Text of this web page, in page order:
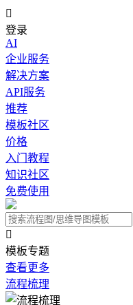

登录
AI
企业服务
解决方案
API服务
推荐
模板社区
价格
入门教程
知识社区
免费使用

模板专题
查看更多
流程梳理